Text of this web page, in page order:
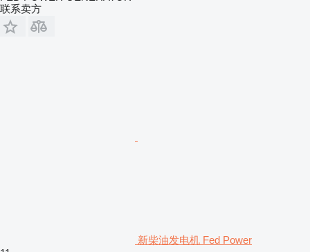
联系卖方
新柴油发电机 Fed Power